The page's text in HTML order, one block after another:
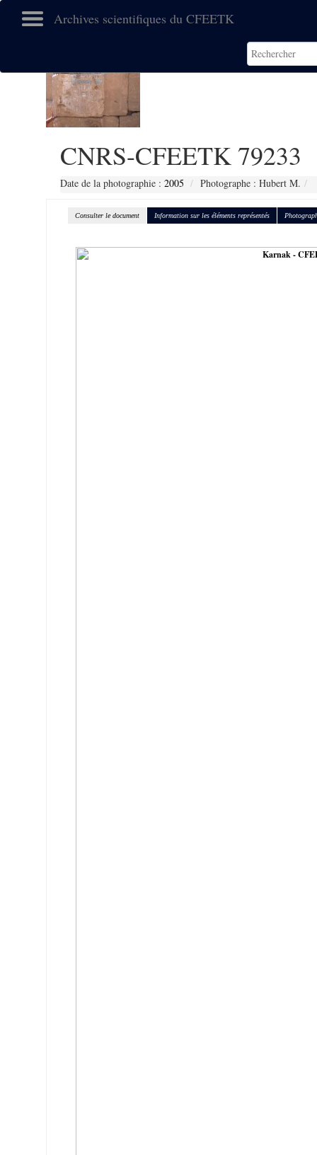
Archives scientifiques du CFEETK
CNRS-CFEETK 79233
Date de la photographie : 2005 Photographe : Hubert M.
Consulter le document Information sur les éléments représentés